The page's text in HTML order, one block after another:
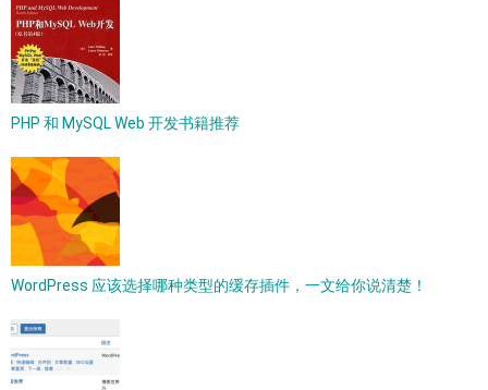
PHP 和 MySQL Web 开发书籍推荐
WordPress 应该选择哪种类型的缓存插件，一文给你说清楚！